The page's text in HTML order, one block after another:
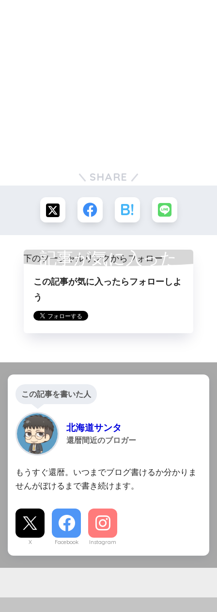
SHARE
記事が気に入った
らフォロー
この記事が気に入ったらフォローしよ
う
この記事を書いた人
北海道サンタ
還暦間近のブロガー
もうすぐ還暦。いつまでブログ書けるか分かりま
せんがぼけるまで書き続けます。
X Facebook Instagram